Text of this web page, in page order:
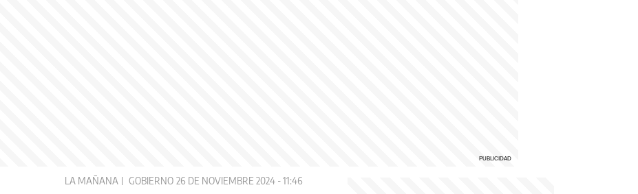
LA MAÑANA GOBIERNO 26 DE NOVIEMBRE 2024 - 11:46